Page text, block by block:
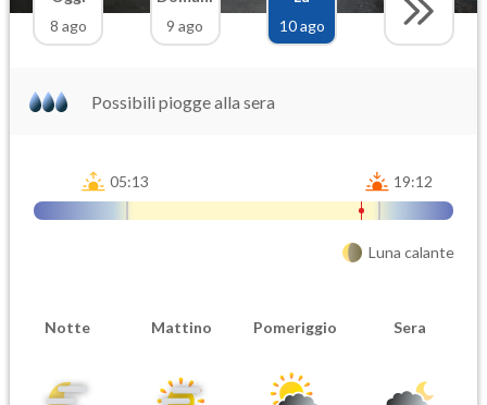
8 ago
9 ago
10 ago
Possibili piogge alla sera
05:13 19:12
Luna calante
Notte Mattino Pomeriggio Sera